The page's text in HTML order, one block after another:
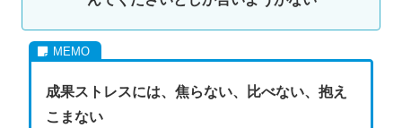
成果ストレスには、焦らない、比べない、抱え
こまない